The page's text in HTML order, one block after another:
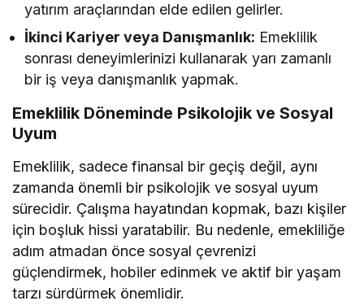
yatırım araçlarından elde edilen gelirler.
İkinci Kariyer veya Danışmanlık: Emeklilik
sonrası deneyimlerinizi kullanarak yarı zamanlı
bir iş veya danışmanlık yapmak.
Emeklilik Döneminde Psikolojik ve Sosyal
Uyum
Emeklilik, sadece finansal bir geçiş değil, aynı
zamanda önemli bir psikolojik ve sosyal uyum
sürecidir. Çalışma hayatından kopmak, bazı kişiler
için boşluk hissi yaratabilir. Bu nedenle, emekliliğe
adım atmadan önce sosyal çevrenizi
güçlendirmek, hobiler edinmek ve aktif bir yaşam
tarzı sürdürmek önemlidir.